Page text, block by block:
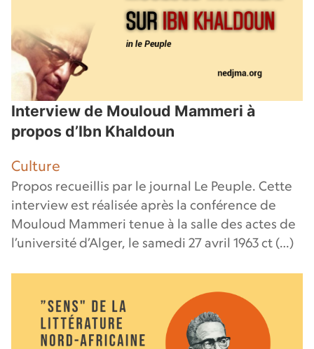
Interview de Mouloud Mammeri à
propos d’Ibn Khaldoun
Culture
Propos recueillis par le journal Le Peuple. Cette
interview est réalisée après la conférence de
Mouloud Mammeri tenue à la salle des actes de
l’université d’Alger, le samedi 27 avril 1963 ct (…)